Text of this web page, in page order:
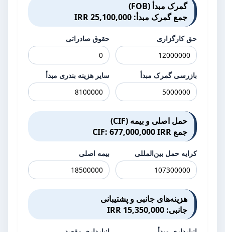
گمرک مبدأ (FOB)
جمع گمرک مبدأ: 25,100,000 IRR
حق کارگزاری حقوق صادراتی
بازرسی گمرک مبدأ سایر هزینه بندری مبدأ
حمل اصلی و بیمه (CIF)
جمع CIF: 677,000,000 IRR
کرایه حمل بین‌المللی بیمه اصلی
هزینه‌های جانبی و پشتیبانی
جانبی: 15,350,000 IRR